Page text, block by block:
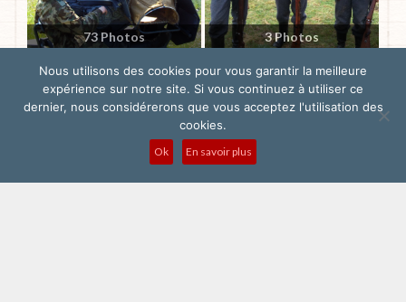
73 Photos
2010-04 Bourgogne
3 Photos
2010-03 Vaux sur Sure
19 Photos
Nous utilisons des cookies pour vous garantir la meilleure
expérience sur notre site. Si vous continuez à utiliser ce
dernier, nous considérerons que vous acceptez l'utilisation des
cookies.
Ok En savoir plus